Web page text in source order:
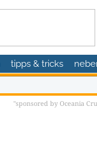
tipps & tricks
"sponsored by Oceania